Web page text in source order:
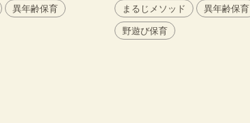
異年齢保育
まるじメソッド
異年齢保育
野遊び保育